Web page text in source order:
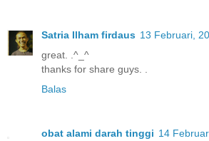
Satria Ilham firdaus 13 Februari,
great. .^_^
thanks for share guys. .
Balas
obat alami darah tinggi 14